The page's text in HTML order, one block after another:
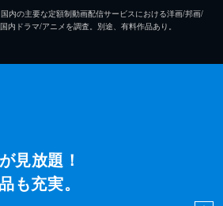
内の主要な定額制動画配信サービスにおける洋画/邦画/
内ドラマ/アニメを調査。別途、有料作品あり。
見放題！
も充実。